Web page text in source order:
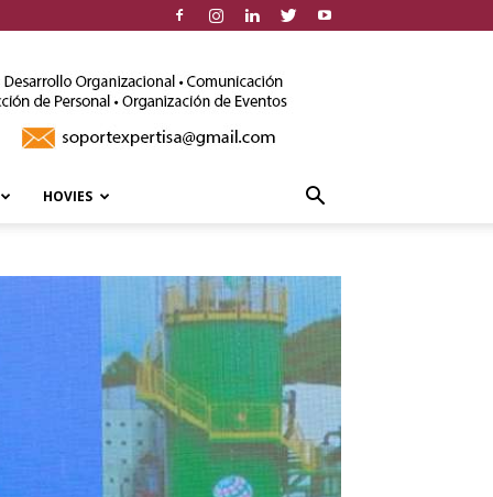
HOVIES